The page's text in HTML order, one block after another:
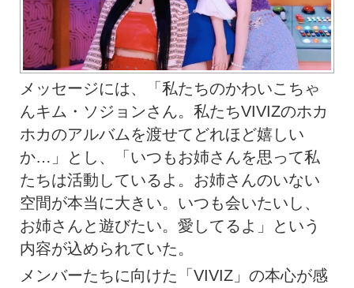
メッセージには、「私たちのかわいこちゃ
んキム・ソジョンさん。私たちVIVIZのホカ
ホカのアルバムを渡せてどれほど嬉しい
か…」とし、「いつもお姉さんを思って私
たちは活動しているよ。お姉さんのいない
空間が本当に大きい。いつも会いたいし、
お姉さんと遊びたい。愛してるよ」という
内容が込められていた。
メンバーたちに向けた「VIVIZ」の本心が感